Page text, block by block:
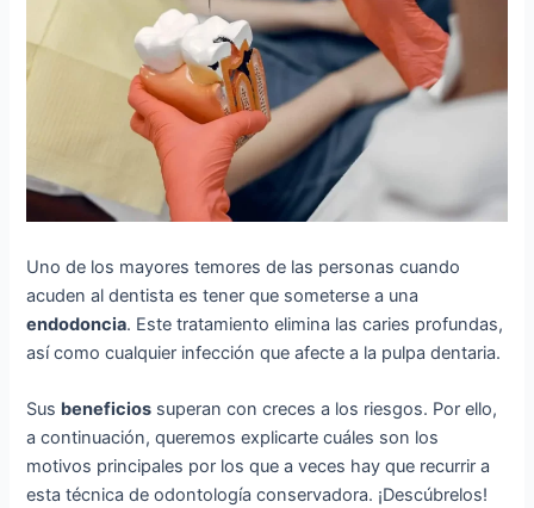
Uno de los mayores temores de las personas cuando
acuden al dentista es tener que someterse a una
endodoncia. Este tratamiento elimina las caries profundas,
así como cualquier infección que afecte a la pulpa dentaria.
Sus beneficios superan con creces a los riesgos. Por ello,
a continuación, queremos explicarte cuáles son los
motivos principales por los que a veces hay que recurrir a
esta técnica de odontología conservadora. ¡Descúbrelos!